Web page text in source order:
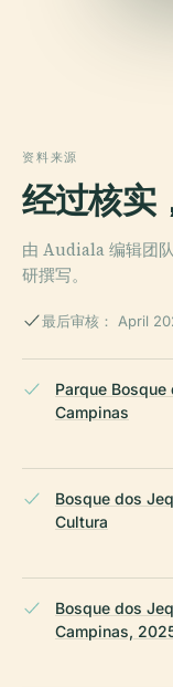
资料来源
经过核实
由 Audiala 编辑团
研撰写。
最后审核： April
Parque
Campinas
Bosque dos
Cultura
Bosque dos
Campinas,